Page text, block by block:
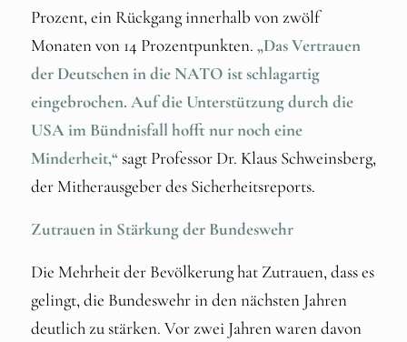
Prozent, ein Rückgang innerhalb von zwölf
Monaten von 14 Prozentpunkten. „Das Vertrauen
der Deutschen in die NATO ist schlagartig
eingebrochen. Auf die Unterstützung durch die
USA im Bündnisfall hofft nur noch eine
Minderheit,“sagt Professor Dr. Klaus Schweinsberg,
der Mitherausgeber des Sicherheitsreports.
Zutrauen in Stärkung der Bundeswehr
Die Mehrheit der Bevölkerung hat Zutrauen, dass es
gelingt, die Bundeswehr in den nächsten Jahren
deutlich zu stärken. Vor zwei Jahren waren davon